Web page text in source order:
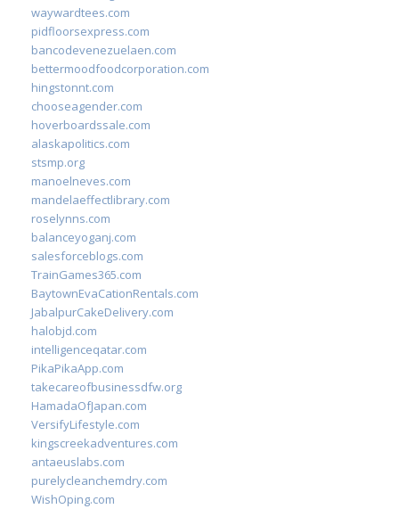
waywardtees.com
pidfloorsexpress.com
bancodevenezuelaen.com
bettermoodfoodcorporation.com
hingstonnt.com
chooseagender.com
hoverboardssale.com
alaskapolitics.com
stsmp.org
manoelneves.com
mandelaeffectlibrary.com
roselynns.com
balanceyoganj.com
salesforceblogs.com
TrainGames365.com
BaytownEvaCationRentals.com
JabalpurCakeDelivery.com
halobjd.com
intelligenceqatar.com
PikaPikaApp.com
takecareofbusinessdfw.org
HamadaOfJapan.com
VersifyLifestyle.com
kingscreekadventures.com
antaeuslabs.com
purelycleanchemdry.com
WishOping.com